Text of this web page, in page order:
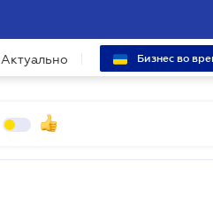
Актуально Бизнес во